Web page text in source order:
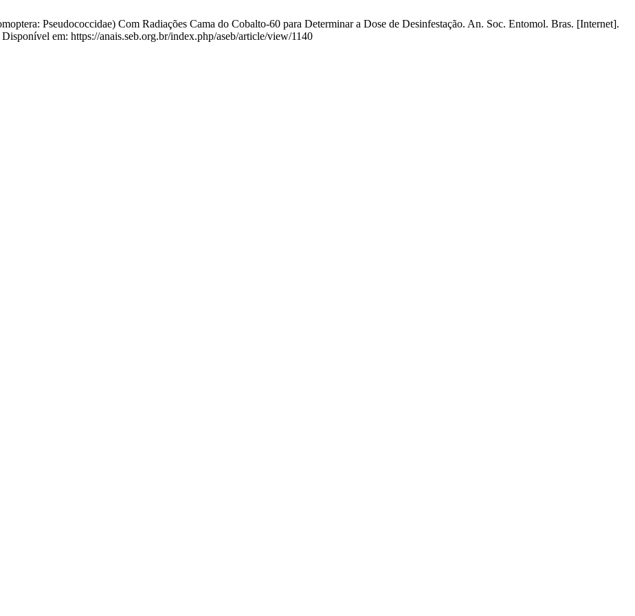
Pseudococcidae) Com Radiações Cama do Cobalto-60 para Determinar a Dose de Desinfestação. An. Soc. Entomol. Bras. [Internet].
em: https://anais.seb.org.br/index.php/aseb/article/view/1140